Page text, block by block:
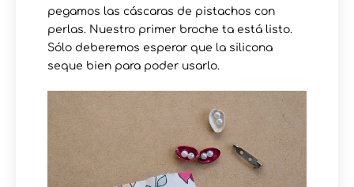
pegamos las cáscaras de pistachos con
perlas. Nuestro primer broche ta está listo.
Sólo deberemos esperar que la silicona
seque bien para poder usarlo.